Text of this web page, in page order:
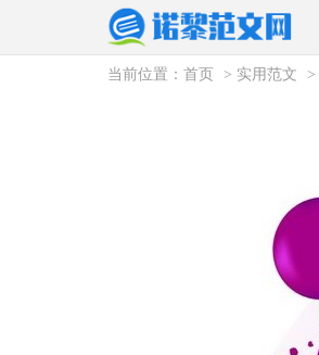
当前位置： 首页 > 实用范文 >